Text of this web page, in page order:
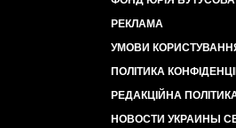
РЕКЛАМА
УМОВИ
ПОЛІТИКА
РЕДАКЦІЙНА
НОВОСТИ УКРАИНЫ